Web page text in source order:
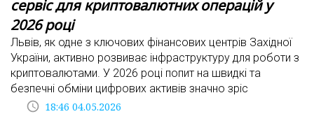
сервіс для криптовалютних операцій у
2026 році
Львів, як одне з ключових фінансових центрів Західної
України, активно розвиває інфраструктуру для роботи з
криптовалютами. У 2026 році попит на швидкі та
безпечні обміни цифрових активів значно зріс
access_time 18:46 04.05.2026